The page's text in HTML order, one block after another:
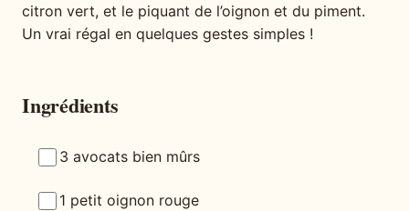
citron vert, et le piquant de l’oignon et du piment.
Un vrai régal en quelques gestes simples !
Ingrédients
3 avocats bien mûrs
1 petit oignon rouge